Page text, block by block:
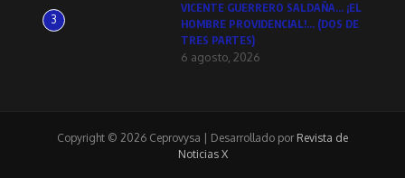
3
VICENTE GUERRERO SALDAÑA… ¡EL
HOMBRE PROVIDENCIAL!… (DOS DE
TRES PARTES)
6 agosto, 2026
Copyright © 2026 Ceprovysa | Desarrollado por Revista de
Noticias X